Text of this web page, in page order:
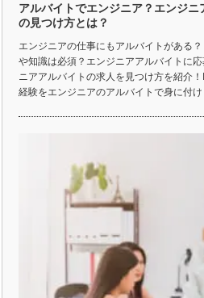
アルバイトでエンジニア？エンジ
の見つけ方とは？
エンジニアの仕事にもアルバイトがある
や知識は必須？エンジニアアルバイトに
ニアアルバイトの求人を見つけ方を紹介
経験をエンジニアのアルバイトで身に付け